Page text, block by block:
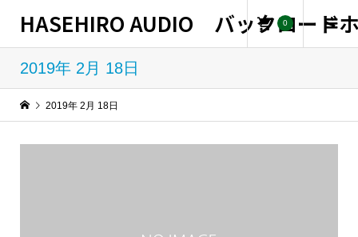
HASEHIRO AUDIO バックロード
0
2019年 2月 18日
2019年 2月 18日